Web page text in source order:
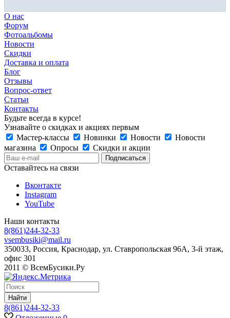
О нас
Форум
Фотоальбомы
Новости
Скидки
Доставка и оплата
Блог
Отзывы
Вопрос-ответ
Статьи
Контакты
Будьте всегда в курсе!
Узнавайте о скидках и акциях первым
Мастер-классы
Новинки Новости
Новости
магазина
Опросы Скидки и акции
Оставайтесь на связи
Вконтакте
Instagram
YouTube
Наши контакты
8(861)244-32-33
vsembusiki@mail.ru
350033, Россия, Краснодар, ул. Ставропольская 96А, 3-й этаж,
офис 301
2011 © ВсемБусики.Ру
Найти
8(861)244-32-33